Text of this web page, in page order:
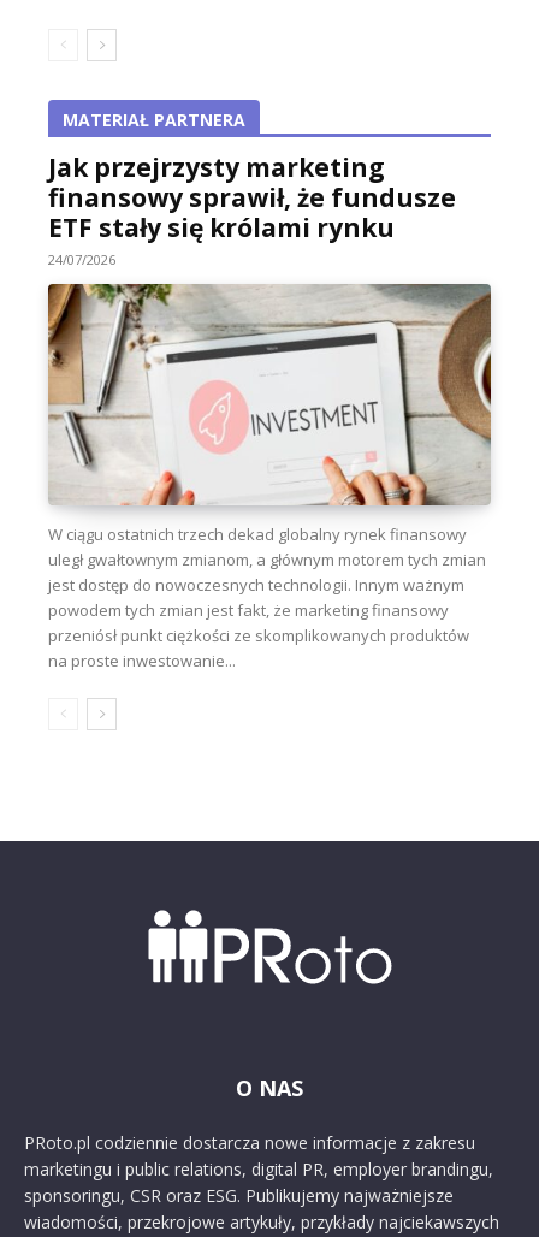
MATERIAŁ PARTNERA
Jak przejrzysty marketing
finansowy sprawił, że fundusze
ETF stały się królami rynku
24/07/2026
W ciągu ostatnich trzech dekad globalny rynek finansowy
uległ gwałtownym zmianom, a głównym motorem tych zmian
jest dostęp do nowoczesnych technologii. Innym ważnym
powodem tych zmian jest fakt, że marketing finansowy
przeniósł punkt ciężkości ze skomplikowanych produktów
na proste inwestowanie...
O NAS
PRoto.pl codziennie dostarcza nowe informacje z zakresu
marketingu i public relations, digital PR, employer brandingu,
sponsoringu, CSR oraz ESG. Publikujemy najważniejsze
wiadomości, przekrojowe artykuły, przykłady najciekawszych